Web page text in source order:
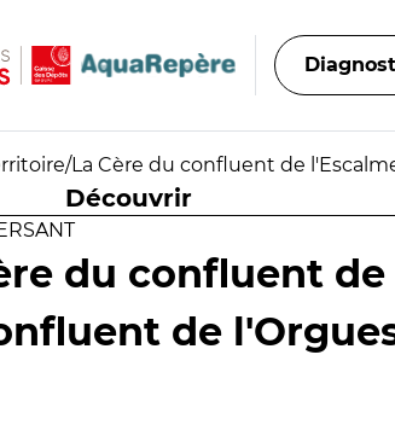
/La Cère du confluent de
Découvrir
du confluent
de